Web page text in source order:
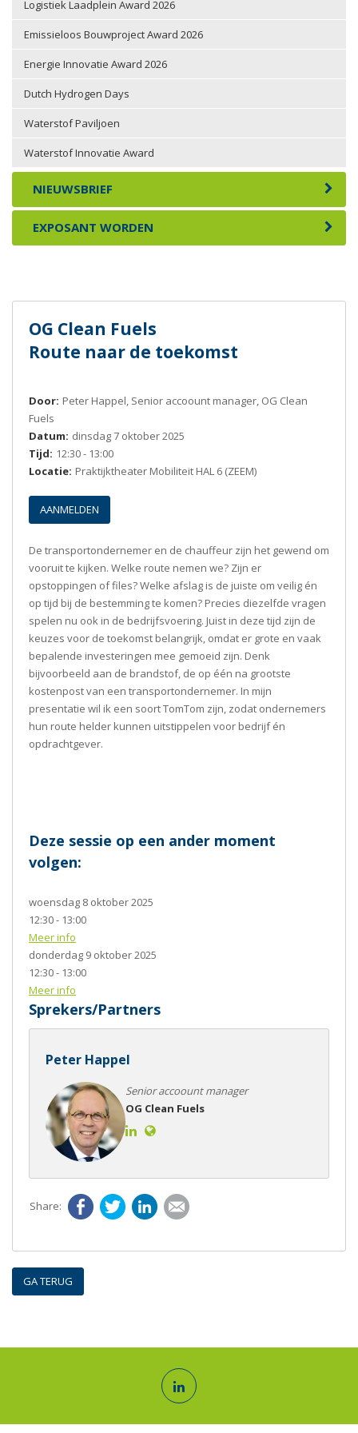
Logistiek Laadplein Award 2026
Emissieloos Bouwproject Award 2026
Energie Innovatie Award 2026
Dutch Hydrogen Days
Waterstof Paviljoen
Waterstof Innovatie Award
NIEUWSBRIEF
EXPOSANT WORDEN
OG Clean Fuels
Route naar de toekomst
Door: Peter Happel, Senior accoount manager, OG Clean
Fuels
Datum: dinsdag 7 oktober 2025
Tijd: 12:30 - 13:00
Locatie: Praktijktheater Mobiliteit HAL 6 (ZEEM)
AANMELDEN
De transportondernemer en de chauffeur zijn het gewend om
vooruit te kijken. Welke route nemen we? Zijn er
opstoppingen of files? Welke afslag is de juiste om veilig én
op tijd bij de bestemming te komen? Precies diezelfde vragen
spelen nu ook in de bedrijfsvoering. Juist in deze tijd zijn de
keuzes voor de toekomst belangrijk, omdat er grote en vaak
bepalende investeringen mee gemoeid zijn. Denk
bijvoorbeeld aan de brandstof, de op één na grootste
kostenpost van een transportondernemer. In mijn
presentatie wil ik een soort TomTom zijn, zodat ondernemers
hun route helder kunnen uitstippelen voor bedrijf én
opdrachtgever.
Deze sessie op een ander moment
volgen:
woensdag 8 oktober 2025
12:30 - 13:00
Meer info
donderdag 9 oktober 2025
12:30 - 13:00
Meer info
Sprekers/Partners
Peter Happel
Senior accoount manager
OG Clean Fuels
FacebookTwitter LinkedIn
GA TERUG